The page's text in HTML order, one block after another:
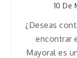
10 De
¿Deseas
encontrar
Mayoral es